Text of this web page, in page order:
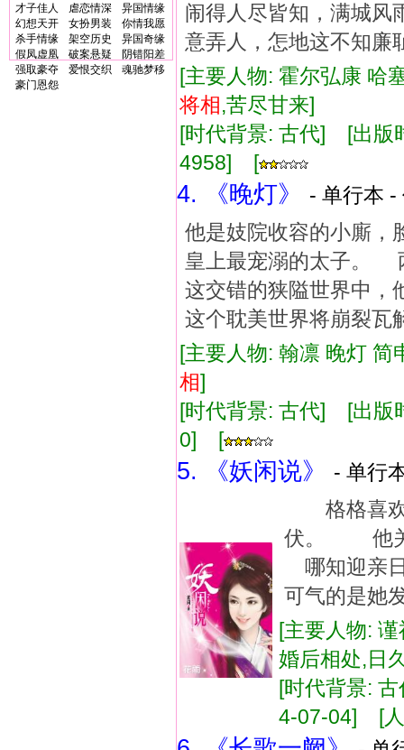
才子佳人
虐恋情深
异国情缘
幻想天开
女扮男装
你情我愿
杀手情缘
架空历史
异国奇缘
假凤虚凰
破案悬疑
阴错阳差
强取豪夺
爱恨交织
魂驰梦移
豪门恩怨
闹得人尽皆知，满城
意弄人，怎地这不知
[主要人物: 霍尔弘康
将相,苦尽甘来]
[时代背景: 古代] [出
4958] [
4. 《晚灯》
- 单行本
他是妓院收容的小廝
皇上最宠溺的太子。
这交错的狭隘世界中，
这个耽美世界将崩裂
[主要人物: 翰凛 晚灯
相]
[时代背景: 古代] [出
0] [
5. 《妖闲说》
- 单行
格格喜
伏。 他关
哪知迎亲
可气的是
[主要人物:
婚后相处,日
[时代背景:
4-07-04] [